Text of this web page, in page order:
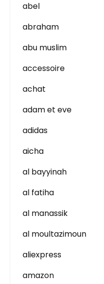
abel
abraham
abu muslim
accessoire
achat
adam et eve
adidas
aicha
al bayyinah
al fatiha
al manassik
al moultazimoun
aliexpress
amazon